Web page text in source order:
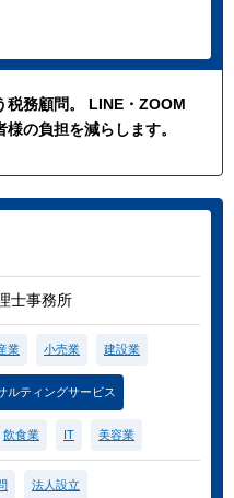
税務顧問。 LINE・ZOOM
の負担を減らします。
士事務所
業 小売業 建設業
ルティングサービス
飲食業 IT 美容業
法人設立